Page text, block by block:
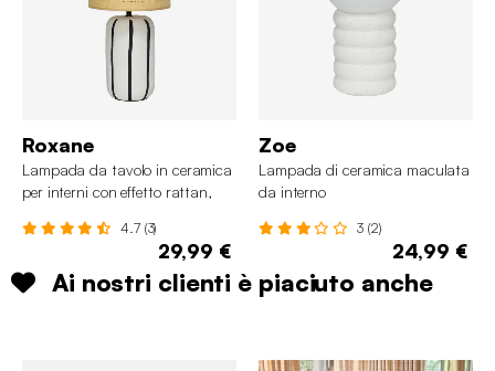
Roxane
Lampada da tavolo in ceramica
per interni con effetto rattan,
4.7 (3)
29,99 €
Zoe
Lampada di ceramica maculata
da interno
3 (2)
24,99 €
Ai nostri clienti è piaciuto anche